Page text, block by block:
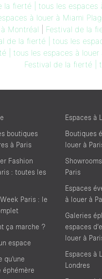
la fierté | tous les espaces
à louer à Miami
Montréal
Festival de la
de la fierté | tous les
| tous les espaces à louer
Festival de la fierté |
boutiques
à Paris
Fashion
: toutes les
Paris : le
ça marche ?
espace
qu'une
éphémère
Espaces à
Boutiques
louer à
Paris
Espaces
à louer à
Galeries
espaces
louer à
Espaces à
Londres